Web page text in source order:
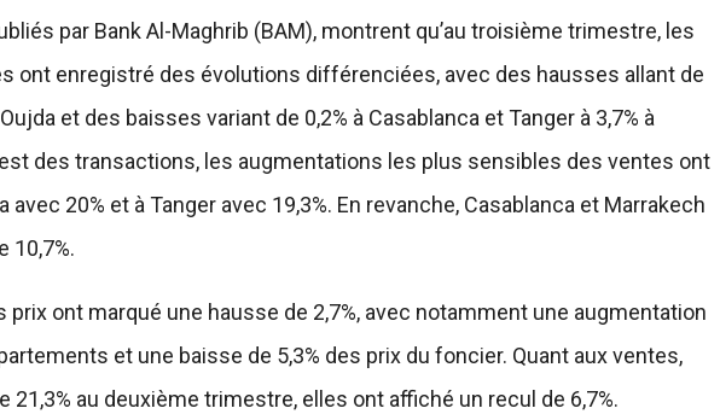
par Bank Al-Maghrib (BAM), montrent qu’au troisième trimestre, les
ont enregistré des évolutions différenciées, avec des hausses allant de
et des baisses variant de 0,2% à Casablanca et Tanger à 3,7% à
des transactions, les augmentations les plus sensibles des ventes ont
20% et à Tanger avec 19,3%. En revanche, Casablanca et Marrakech
10,7%.
prix ont marqué une hausse de 2,7%, avec notamment une augmentation
et une baisse de 5,3% des prix du foncier. Quant aux ventes,
21,3% au deuxième trimestre, elles ont affiché un recul de 6,7%.